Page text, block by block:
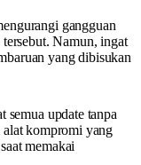
gangguan
Namun, ingat
yang dibisukan
update tanpa
alat kompromi yang
memakai